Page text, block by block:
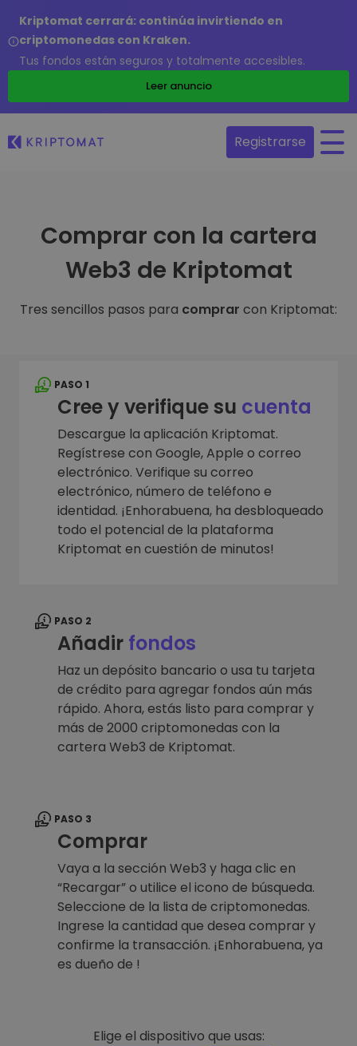
Kriptomat cerrará: continúa invirtiendo en
criptomonedas con Kraken.
Tus fondos están seguros y totalmente accesibles.
Leer anuncio
Registrarse
Comprar con la cartera
Web3 de Kriptomat
Tres sencillos pasos para comprar con Kriptomat:
PASO 1
Cree y verifique su cuenta
Descargue la aplicación Kriptomat.
Regístrese con Google, Apple o correo
electrónico. Verifique su correo
electrónico, número de teléfono e
identidad. ¡Enhorabuena, ha desbloqueado
todo el potencial de la plataforma
Kriptomat en cuestión de minutos!
PASO 2
Añadir fondos
Haz un depósito bancario o usa tu tarjeta
de crédito para agregar fondos aún más
rápido. Ahora, estás listo para comprar y
más de 2000 criptomonedas con la
cartera Web3 de Kriptomat.
PASO 3
Comprar
Vaya a la sección Web3 y haga clic en
“Recargar” o utilice el icono de búsqueda.
Seleccione de la lista de criptomonedas.
Ingrese la cantidad que desea comprar y
confirme la transacción. ¡Enhorabuena, ya
es dueño de !
Elige el dispositivo que usas: